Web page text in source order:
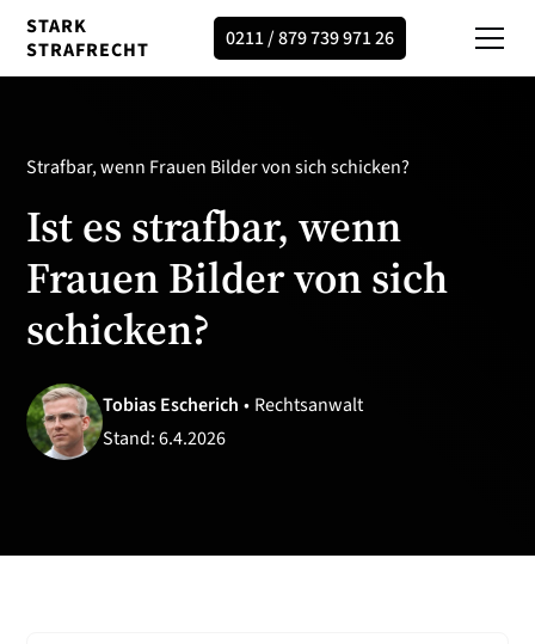
STARK
STRAFRECHT
0211 / 879 739 971 26
Strafbar, wenn Frauen Bilder von sich schicken?
Ist es strafbar, wenn
Frauen Bilder von sich
schicken?
Tobias Escherich • Rechtsanwalt
Stand:6.4.2026